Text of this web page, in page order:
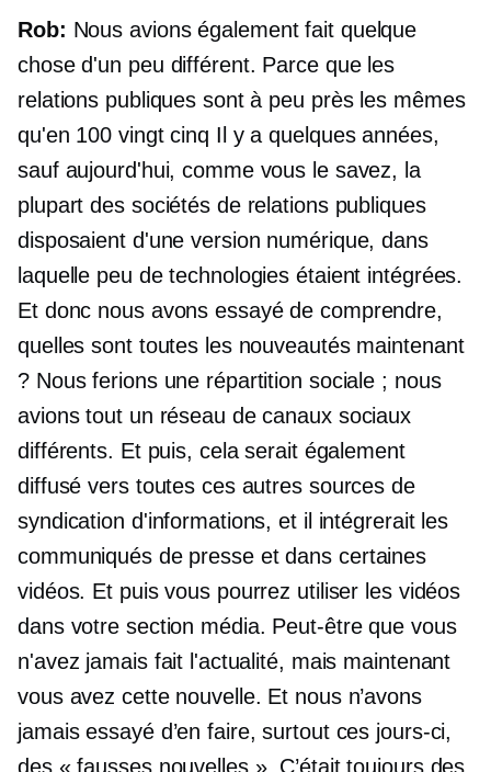
Rob: Nous avions également fait quelque
chose d'un peu différent. Parce que les
relations publiques sont à peu près les mêmes
qu'en 100vingt cinq Il y a quelques années,
sauf aujourd'hui, comme vous le savez, la
plupart des sociétés de relations publiques
disposaient d'une version numérique, dans
laquelle peu de technologies étaient intégrées.
Et donc nous avons essayé de comprendre,
quelles sont toutes les nouveautés maintenant
? Nous ferions une répartition sociale ; nous
avions tout un réseau de canaux sociaux
différents. Et puis, cela serait également
diffusé vers toutes ces autres sources de
syndication d'informations, et il intégrerait les
communiqués de presse et dans certaines
vidéos. Et puis vous pourrez utiliser les vidéos
dans votre section média. Peut-être que vous
n'avez jamais fait l'actualité, mais maintenant
vous avez cette nouvelle. Et nous n’avons
jamais essayé d’en faire, surtout ces jours-ci,
des « fausses nouvelles ». C’était toujours des